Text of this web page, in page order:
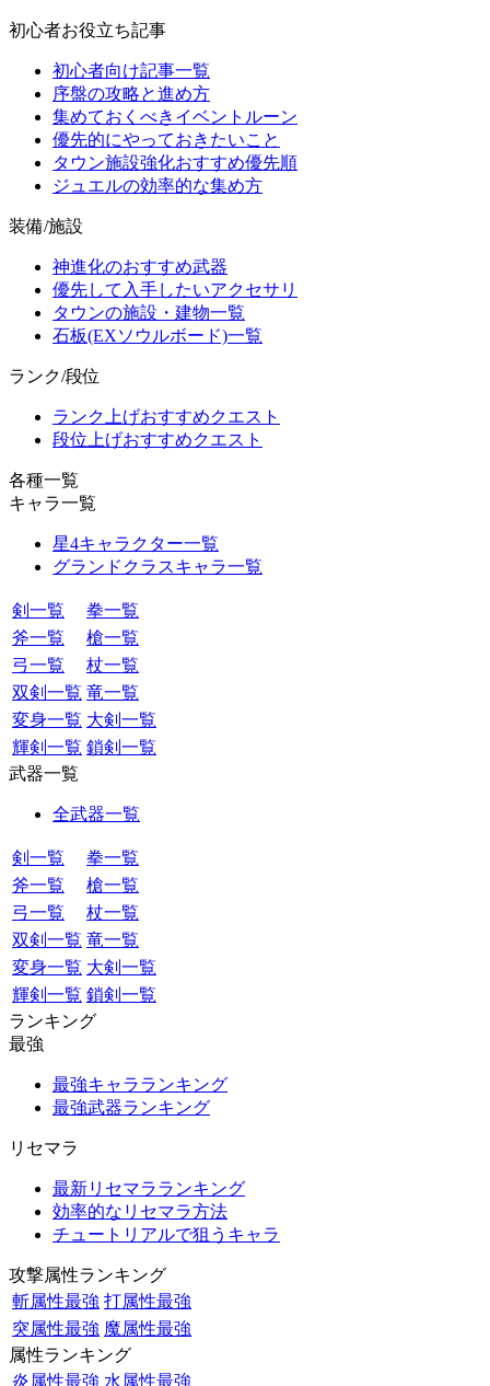
初心者お役立ち記事
初心者向け記事一覧
序盤の攻略と進め方
集めておくべきイベントルーン
優先的にやっておきたいこと
タウン施設強化おすすめ優先順
ジュエルの効率的な集め方
装備/施設
神進化のおすすめ武器
優先して入手したいアクセサリ
タウンの施設・建物一覧
石板(EXソウルボード)一覧
ランク/段位
ランク上げおすすめクエスト
段位上げおすすめクエスト
各種一覧
キャラ一覧
星4キャラクター一覧
グランドクラスキャラ一覧
剣一覧
拳一覧
斧一覧
槍一覧
弓一覧
杖一覧
双剣一覧 竜一覧
変身一覧 大剣一覧
輝剣一覧 鎖剣一覧
武器一覧
全武器一覧
剣一覧
拳一覧
斧一覧
槍一覧
弓一覧
杖一覧
双剣一覧 竜一覧
変身一覧 大剣一覧
輝剣一覧 鎖剣一覧
ランキング
最強
最強キャラランキング
最強武器ランキング
リセマラ
最新リセマラランキング
効率的なリセマラ方法
チュートリアルで狙うキャラ
攻撃属性ランキング
斬属性最強 打属性最強
突属性最強 魔属性最強
属性ランキング
炎属性最強 水属性最強